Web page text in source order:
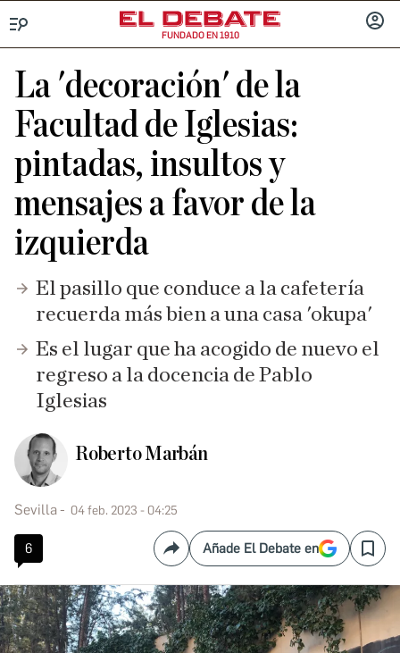
FUNDADO EN 1910
La 'decoración' de la
Facultad de Iglesias:
pintadas, insultos y
mensajes a favor de la
izquierda
El pasillo que conduce a la cafetería
recuerda más bien a una casa 'okupa'
Es el lugar que ha acogido de nuevo el
regreso a la docencia de Pablo
Iglesias
Roberto Marbán
Sevilla 04 feb. 2023 - 04:25
6 CompartirAñade El Debate en Save